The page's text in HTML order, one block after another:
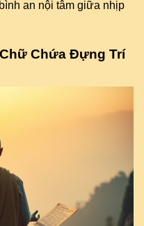
an nội tâm giữa nhịp
Chứa Đựng Trí